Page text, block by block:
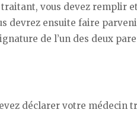
vous devez remplir
devrez ensuite faire
de l’un des deux
déclarer votre médecin